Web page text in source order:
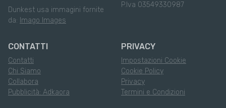
Dunkest usa immagini fornite
da: Imago Images
P.Iva 03549330987
CONTATTI
Contatti
Chi Siamo
Collabora
Pubblicità: Adkaora
PRIVACY
Impostazioni Cookie
Cookie Policy
Privacy
Termini e Condizioni